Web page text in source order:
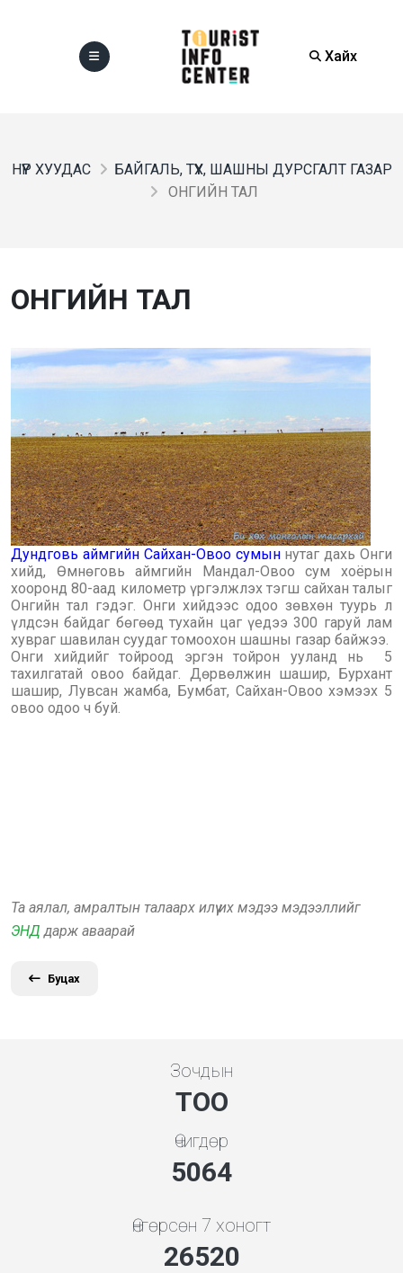
Хайх
НҮҮР ХУУДАС
БАЙГАЛЬ, ТҮҮХ, ШАШНЫ ДУРСГАЛТ ГАЗАР
ОНГИЙН ТАЛ
ОНГИЙН ТАЛ
Дундговь аймгийн Сайхан-Овоо сумыннутаг дахь Онги
хийд, Өмнөговь аймгийн Мандал-Овоо сум хоёрын
хооронд 80-аад километр үргэлжлэх тэгш сайхан талыг
Онгийн тал гэдэг. Онги хийдээс одоо зөвхөн туурь л
үлдсэн байдаг бөгөөд тухайн цаг үедээ 300 гаруй лам
хувраг шавилан суудаг томоохон шашны газар байжээ.
Онги хийдийг тойроод эргэн тойрон ууланд нь 5
тахилгатай овоо байдаг. Дөрвөлжин шашир, Бурхант
шашир, Лувсан жамба, Бумбат, Сайхан-Овоо хэмээх 5
овоо одоо ч буй.
Та аялал, амралтын талаарх илүү их мэдээ мэдээллийг
ЭНД дарж аваарай
Буцах
Зочдын
ТОО
Өчигдөр
5453
Өнгөрсөн 7 хоногт
28560